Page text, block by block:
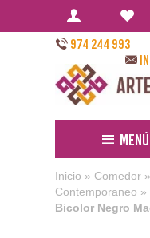
974 244 993
Menú
Inicio » Comedor »
Contemporaneo »
Bicolor Negro